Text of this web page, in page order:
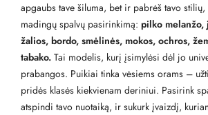
apgaubs tave šiluma, bet ir pabrėš tavo
madingų spalvų pasirinkimą: pilko melanžo,
žalios, bordo, smėlinės, mokos, ochros,
tabako. Tai modelis, kurį įsimylėsi dėl jo
prabangos. Puikiai tinka vėsiems orams –
pridės klasės kiekvienam deriniui. Pasirink
atspindi tavo nuotaiką, ir sukurk įvaizdį,